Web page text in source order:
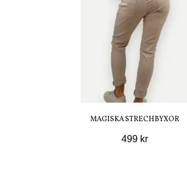
MAGISKA STRECHBYXOR
499 kr